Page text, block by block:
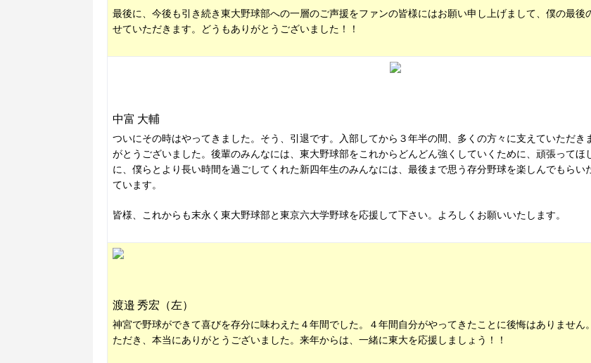
最後に、今後も引き続き東大野球部への一層のご声援をファンの皆様にはお願い申し上げまして、僕の最後
せていただきます。どうもありがとうございました！！
中富 大輔
ついにその時はやってきました。そう、引退です。入部してから３年半の間、多くの方々に支えていただき
がとうございました。後輩のみんなには、東大野球部をこれからどんどん強くしていくために、頑張ってほ
に、僕らとより長い時間を過ごしてくれた新四年生のみんなには、最後まで思う存分野球を楽しんでもらい
ています。
皆様、これからも末永く東大野球部と東京六大学野球を応援して下さい。よろしくお願いいたします。
渡邉 秀宏（左）
神宮で野球ができて喜びを存分に味わえた４年間でした。４年間自分がやってきたことに後悔はありません
ただき、本当にありがとうございました。来年からは、一緒に東大を応援しましょう！！